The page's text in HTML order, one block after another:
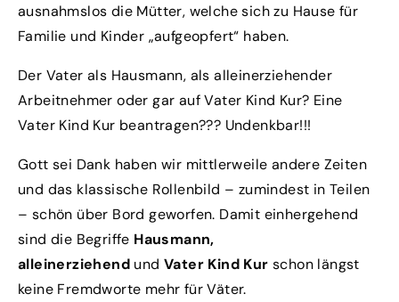
ausnahmslos die Mütter, welche sich zu Hause für
Familie und Kinder „aufgeopfert“ haben.
Der Vater als Hausmann, als alleinerziehender
Arbeitnehmer oder gar auf Vater Kind Kur? Eine
Vater Kind Kur beantragen??? Undenkbar!!!
Gott sei Dank haben wir mittlerweile andere Zeiten
und das klassische Rollenbild – zumindest in Teilen
– schön über Bord geworfen. Damit einhergehend
sind die Begriffe Hausmann,
alleinerziehend undVater Kind Kur schon längst
keine Fremdworte mehr für Väter.